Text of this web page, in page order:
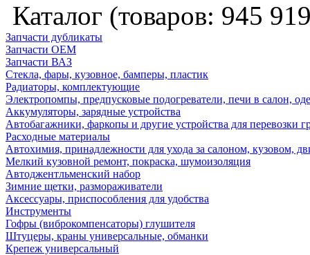
Каталог (товаров: 945
Запчасти дубликаты
Запчасти ОЕМ
Запчасти ВАЗ
Стекла, фары, кузовное, бамперы, пластик
Радиаторы, комплектующие
Электропомпы, предпусковые подогреватели, печи в салон,
Аккумуляторы, зарядные устройства
Автобагажники, фаркопы и другие устройства для перевозки
Расходные материалы
Автохимия, принадлежности для ухода за салоном, кузовом,
Мелкий кузовной ремонт, покраска, шумоизоляция
Автоджентльменский набор
Зимние щетки, размораживатели
Аксессуары, приспособления для удобства
Инструменты
Гофры (виброкомпенсаторы) глушителя
Штуцеры, краны универсальные, обманки
Крепеж универсальный